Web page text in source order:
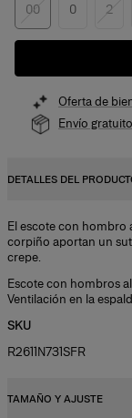
00 0 2
Oferta de
Envío gratuito
DETALLES DEL
El escote con hombro
corpiño aportan un
crepe.
Escote con hombros
Ventilación en la
SKU
R2611N731SFR
TAMAÑO Y AJUSTE